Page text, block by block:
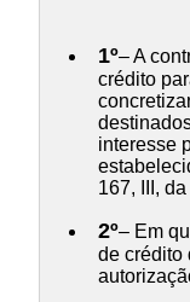
1º– A
crédito
interesse
167, III,
2º– Em
de crédito